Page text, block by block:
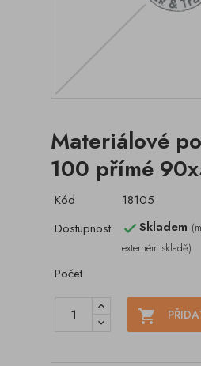
Materiálové
100 přímé
Kód
18105
Dostupnost
Skladem
externém skladě)
Počet
